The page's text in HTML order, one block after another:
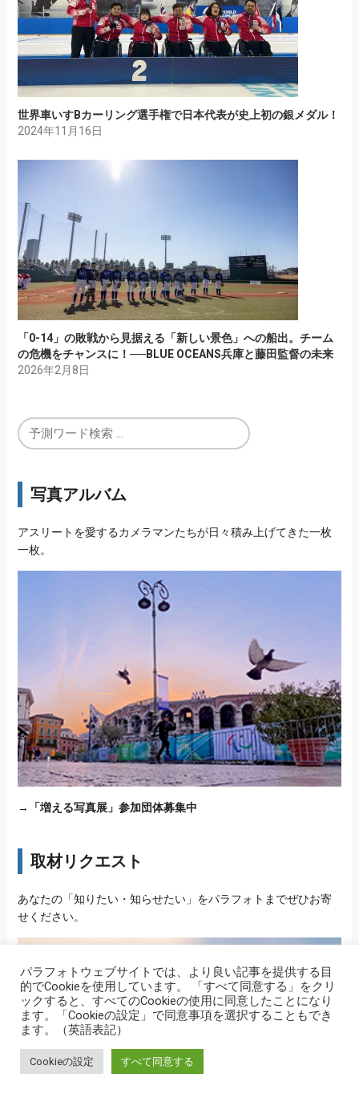
世界車いすBカーリング選手権で日本代表が史上初の銀メダル！
2024年11月16日
「0-14」の敗戦から見据える「新しい景色」への船出。チーム
の危機をチャンスに！──BLUE OCEANS兵庫と藤田監督の未来
2026年2月8日
写真アルバム
アスリートを愛するカメラマンたちが日々積み上げてきた一枚
一枚。
→ 「増える写真展」参加団体募集中
取材リクエスト
あなたの「知りたい・知らせたい」をパラフォトまでぜひお寄
せください。
パラフォトウェブサイトでは、より良い記事を提供する目
的でCookieを使用しています。 「すべて同意する」をクリ
ックすると、すべてのCookieの使用に同意したことになり
ます。「Cookieの設定」で同意事項を選択することもでき
ます。（英語表記）
Cookieの設定 すべて同意する